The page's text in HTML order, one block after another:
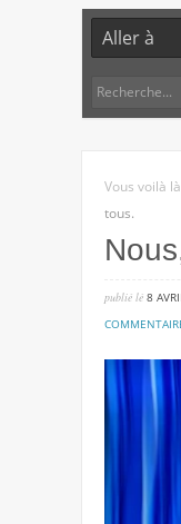
Vous voilà
tous.
publié lé 8